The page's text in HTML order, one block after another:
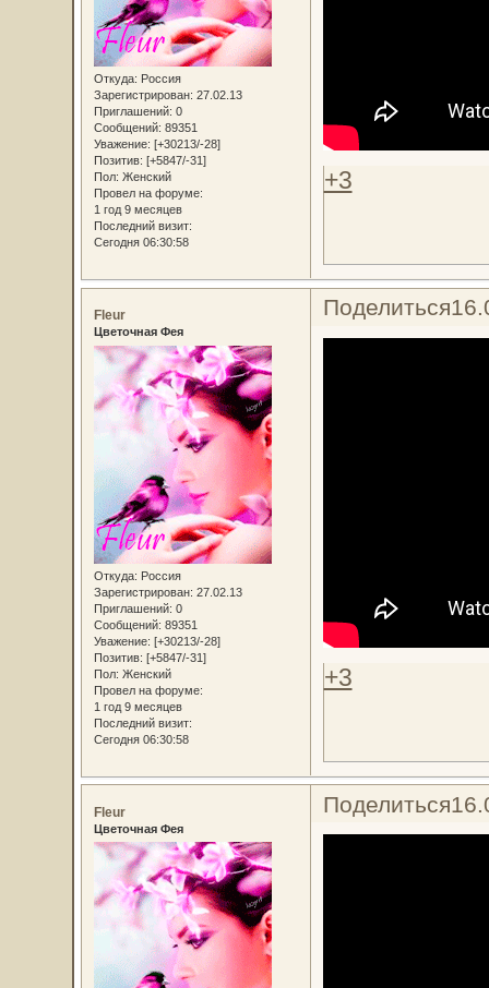
Откуда: Россия
Зарегистрирован: 27.02.13
Приглашений: 0
Сообщений: 89351
Уважение: [+30213/-28]
Позитив: [+5847/-31]
Пол: Женский
Провел на форуме:
1 год 9 месяцев
Последний визит:
Сегодня 06:30:58
+3
Поделиться
Fleur
Цветочная Фея
Откуда: Россия
Зарегистрирован: 27.02.13
Приглашений: 0
Сообщений: 89351
Уважение: [+30213/-28]
Позитив: [+5847/-31]
Пол: Женский
Провел на форуме:
1 год 9 месяцев
Последний визит:
Сегодня 06:30:58
+3
Поделиться
Fleur
Цветочная Фея